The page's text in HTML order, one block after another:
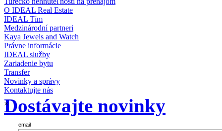
×
O IDEAL Real Estate
IDEAL Tím
Medzinárodní partneri
Kaya Jewels and Watch
Právne informácie
IDEAL služby
Zariadenie bytu
Transfer
Novinky a správy
Kontaktujte nás
Dostávajte novinky
email